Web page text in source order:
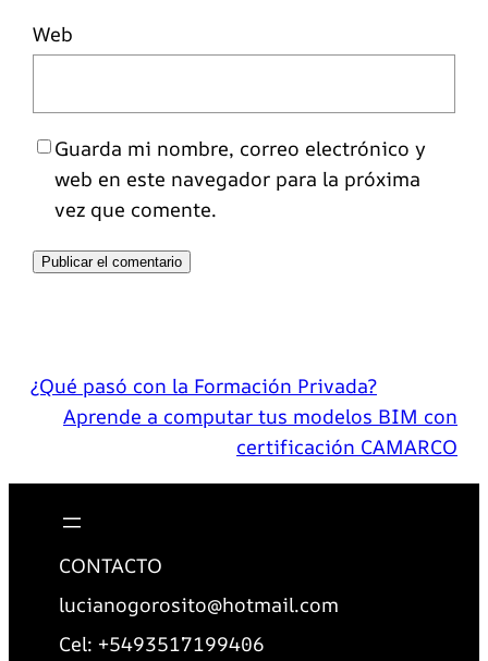
Web
Guarda mi nombre, correo electrónico y
web en este navegador para la próxima
vez que comente.
¿Qué pasó con la Formación Privada?
Aprende a computar tus modelos BIM con
certificación CAMARCO
CONTACTO
lucianogorosito@hotmail.com
Cel: +5493517199406